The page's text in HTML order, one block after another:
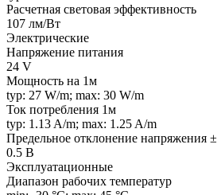
Расчетная световая эффективность
107 лм/Вт
Электрические
Напряжение питания
24 V
Мощность на 1м
typ: 27 W/m; max: 30 W/m
Ток потребления 1м
typ: 1.13 A/m; max: 1.25 A/m
Предельное отклонение напряжения ±
0.5 В
Эксплуатационные
Диапазон рабочих температур